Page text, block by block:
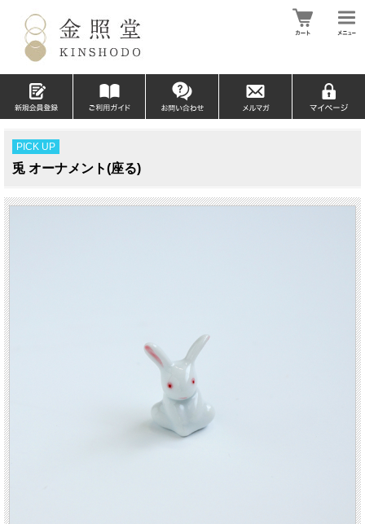
PICK UP
兎 オーナメント(座る)